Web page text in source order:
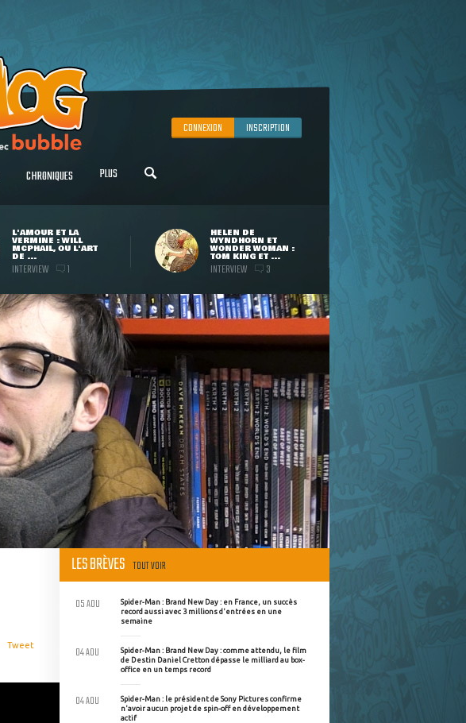
CONNEXION INSCRIPTION
CHRONIQUES PLUS
L'AMOUR ET LA
VERMINE : WILL
MCPHAIL, OU L'ART
DE ...
INTERVIEW 1
HELEN DE
WYNDHORN ET
WONDER WOMAN :
TOM KING ET ...
INTERVIEW 3
Tweet
LES BRÈVES TOUT VOIR
Spider-Man : Brand New Day : en France, un succès
record aussi avec 3 millions d'entrées en une
semaine
05 AOU
Spider-Man : Brand New Day : comme attendu, le film
de Destin Daniel Cretton dépasse le milliard au box-
office en un temps record
04 AOU
Spider-Man : le président de Sony Pictures confirme
n'avoir aucun projet de spin-off en développement
actif
04 AOU